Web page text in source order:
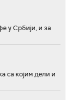
у Србији, и за
са којим дели и